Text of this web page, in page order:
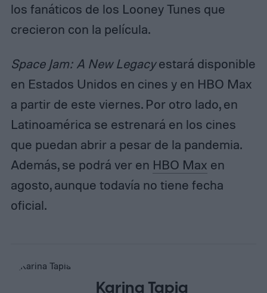
los fanáticos de los Looney Tunes que
crecieron con la película.
Space Jam: A New Legacyestará disponible
en Estados Unidos en cines y en HBO Max
a partir de este viernes. Por otro lado, en
Latinoamérica se estrenará en los cines
que puedan abrir a pesar de la pandemia.
Además, se podrá ver en HBO Max en
agosto, aunque todavía no tiene fecha
oficial.
Karina Tapia